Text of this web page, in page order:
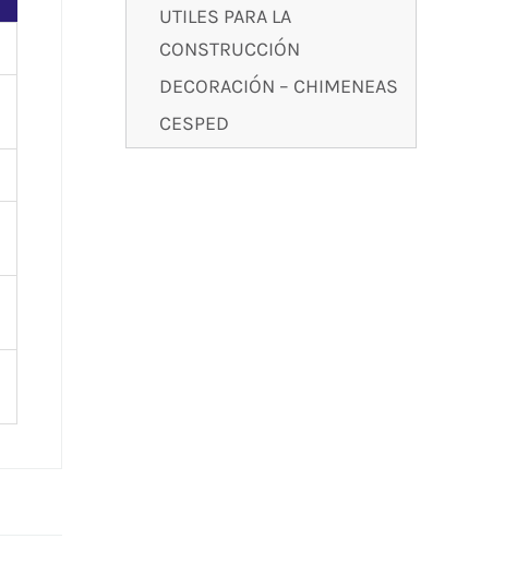
UTILES PARA LA
CONSTRUCCIÓN
DECORACIÓN – CHIMENEAS
CESPED